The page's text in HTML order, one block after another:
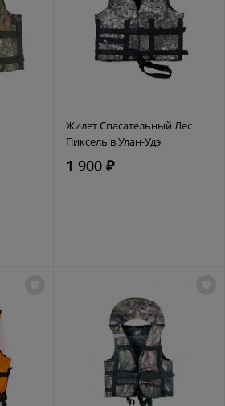
Жилет Спасательный Лес
Пиксель в Улан-Удэ
1 900 ₽